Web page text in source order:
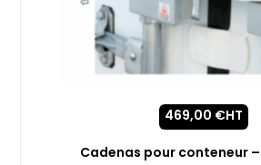
Cadenas pour conteneur –
469,00 €HT